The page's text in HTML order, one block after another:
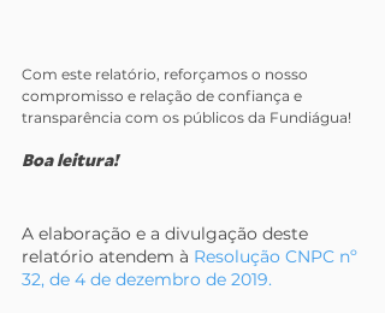
Com este relatório, reforçamos o nosso
compromisso e relação de confiança e
transparência com os públicos da Fundiágua!
Boa leitura!
A elaboração e a divulgação deste
relatório atendem à Resolução CNPC nº
32, de 4 de dezembro de 2019.